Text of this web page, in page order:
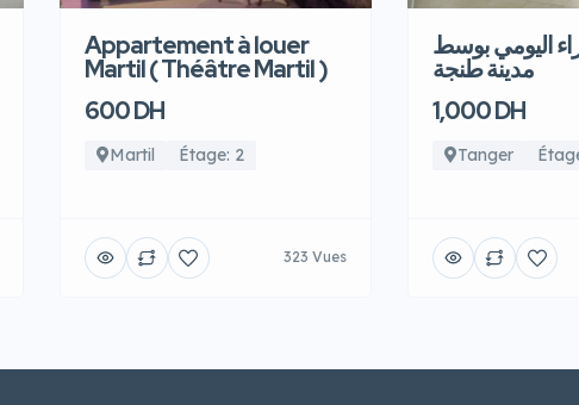
Appartement à louer
Martil ( Théâtre Martil )
600 DH
Martil Étage: 2
323 Vues
اليومي بوسط
مدينة طنجة
1,000 DH
Tanger